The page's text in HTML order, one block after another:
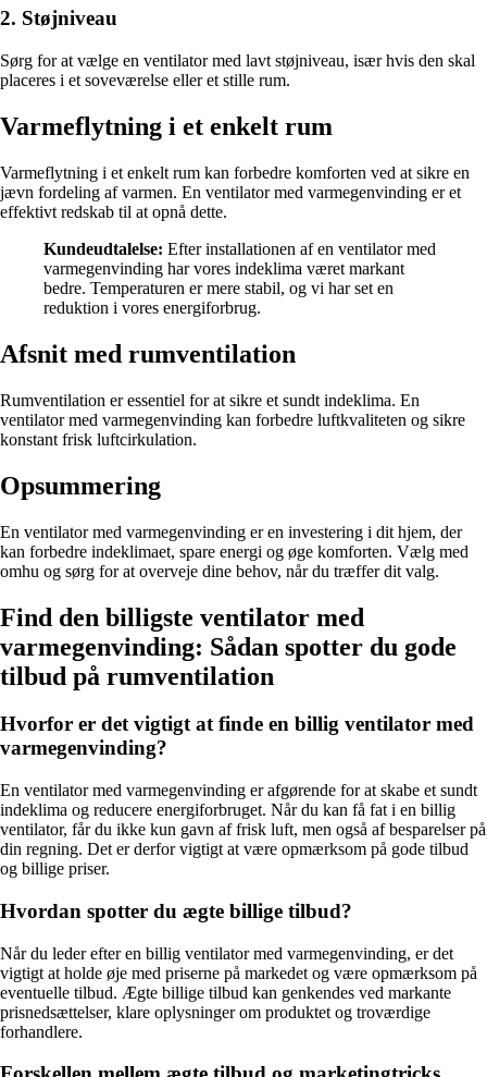
2. Støjniveau
Sørg for at vælge en ventilator med lavt støjniveau, især hvis den skal
placeres i et soveværelse eller et stille rum.
Varmeflytning i et enkelt rum
Varmeflytning i et enkelt rum kan forbedre komforten ved at sikre en
jævn fordeling af varmen. En ventilator med varmegenvinding er et
effektivt redskab til at opnå dette.
Kundeudtalelse: Efter installationen af en ventilator med
varmegenvinding har vores indeklima været markant
bedre. Temperaturen er mere stabil, og vi har set en
reduktion i vores energiforbrug.
Afsnit med rumventilation
Rumventilation er essentiel for at sikre et sundt indeklima. En
ventilator med varmegenvinding kan forbedre luftkvaliteten og sikre
konstant frisk luftcirkulation.
Opsummering
En ventilator med varmegenvinding er en investering i dit hjem, der
kan forbedre indeklimaet, spare energi og øge komforten. Vælg med
omhu og sørg for at overveje dine behov, når du træffer dit valg.
Find den billigste ventilator med
varmegenvinding: Sådan spotter du gode
tilbud på rumventilation
Hvorfor er det vigtigt at finde en billig ventilator med
varmegenvinding?
En ventilator med varmegenvinding er afgørende for at skabe et sundt
indeklima og reducere energiforbruget. Når du kan få fat i en billig
ventilator, får du ikke kun gavn af frisk luft, men også af besparelser på
din regning. Det er derfor vigtigt at være opmærksom på gode tilbud
og billige priser.
Hvordan spotter du ægte billige tilbud?
Når du leder efter en billig ventilator med varmegenvinding, er det
vigtigt at holde øje med priserne på markedet og være opmærksom på
eventuelle tilbud. Ægte billige tilbud kan genkendes ved markante
prisnedsættelser, klare oplysninger om produktet og troværdige
forhandlere.